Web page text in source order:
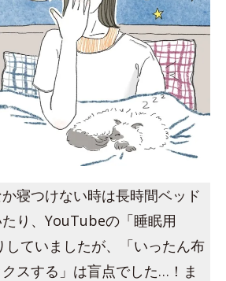
寝つけない時は長時間ベッド
り、YouTubeの「睡眠用
していましたが、「いったん布
スする」は盲点でした…！ま